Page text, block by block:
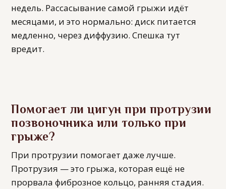
недель. Рассасывание самой грыжи идёт
месяцами, и это нормально: диск питается
медленно, через диффузию. Спешка тут
вредит.
Помогает ли цигун при протрузии
позвоночника или только при
грыже?
При протрузии помогает даже лучше.
Протрузия — это грыжа, которая ещё не
прорвала фиброзное кольцо, ранняя стадия.